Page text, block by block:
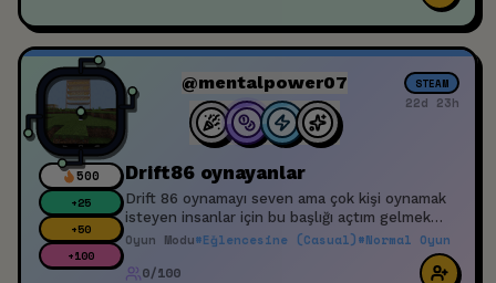
500
+25
+50
+100
@mentalpower07 STEAM
22d 23h
Drift86 oynayanlar
Drift 86 oynamayı seven ama çok kişi oynamak
isteyen insanlar için bu başlığı açtım gelmek
isteyenler gelsin
Oyun Modu#Eğlencesine (Casual)#Normal Oyun
0/100